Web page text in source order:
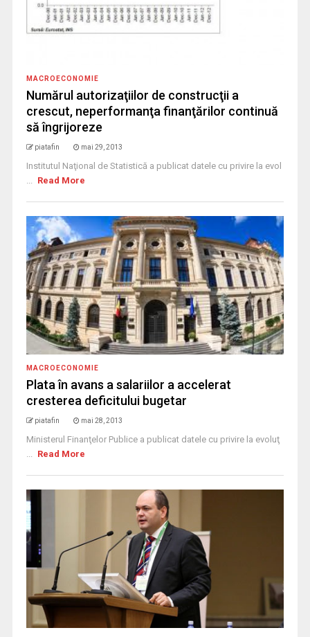
MACROECONOMIE
Numărul autorizaţiilor de construcţii a
crescut, neperformanţa finanţărilor continuă
să îngrijoreze
piatafin mai 29, 2013
Institutul Naţional de Statistică a publicat datele cu privire la evol
... Read More
MACROECONOMIE
Plata în avans a salariilor a accelerat
cresterea deficitului bugetar
piatafin mai 28, 2013
Ministerul Finanţelor Publice a publicat datele cu privire la evoluţ
... Read More